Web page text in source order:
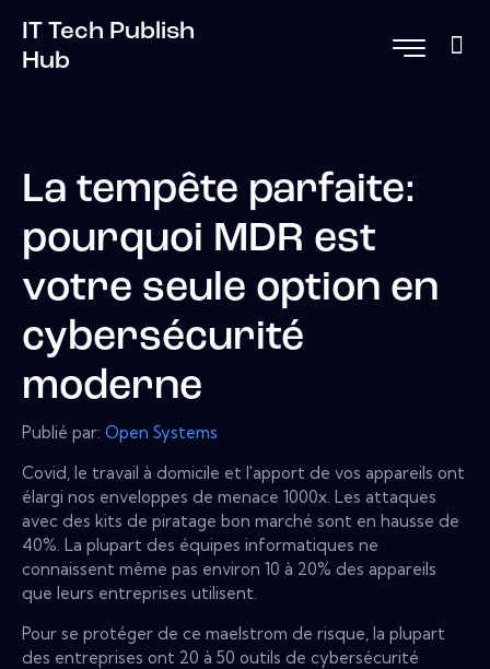
IT Tech Publish
Hub
La tempête parfaite:
pourquoi MDR est
votre seule option en
cybersécurité
moderne
Publié par: Open Systems
Covid, le travail à domicile et l'apport de vos appareils ont
élargi nos enveloppes de menace 1000x. Les attaques
avec des kits de piratage bon marché sont en hausse de
40%. La plupart des équipes informatiques ne
connaissent même pas environ 10 à 20% des appareils
que leurs entreprises utilisent.
Pour se protéger de ce maelstrom de risque, la plupart
des entreprises ont 20 à 50 outils de cybersécurité